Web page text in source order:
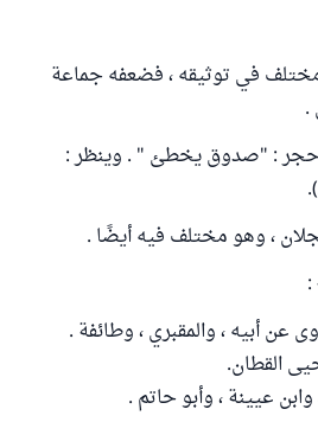
مختلف في توثيقه ، فضعفه جماعة
.
حجر : "صدوق يخطئ " . وينظر :
، وهو مختلف فيه أيضًا .
:
أبيه ، والمقبري ، وطائفة .
القطان.
عيينة ، وأبو حاتم .